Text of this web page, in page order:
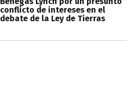
conflicto de intereses en el
debate de la Ley de Tierras